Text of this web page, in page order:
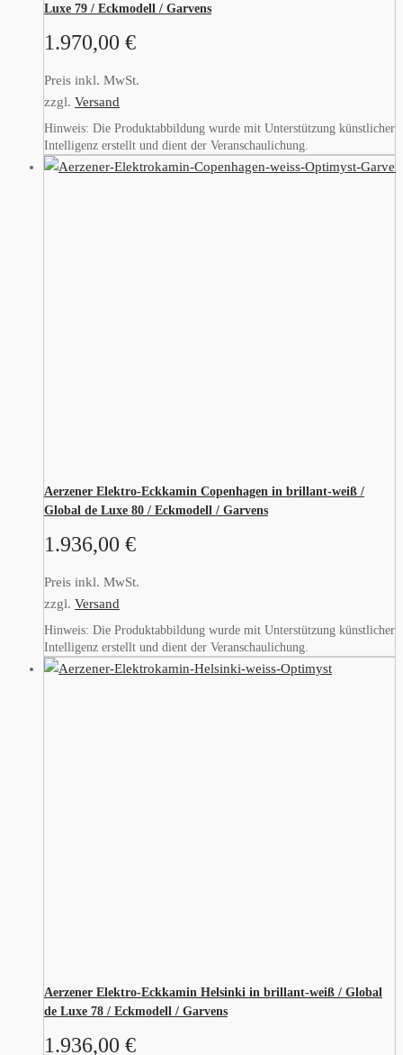
Luxe 79 / Eckmodell / Garvens
1.970,00 €
Preis inkl. MwSt.
zzgl. Versand
Hinweis: Die Produktabbildung wurde mit Unterstützung künstlicher
Intelligenz erstellt und dient der Veranschaulichung.
Aerzener Elektro-Eckkamin Copenhagen in brillant-weiß /
Global de Luxe 80 / Eckmodell / Garvens
1.936,00 €
Preis inkl. MwSt.
zzgl. Versand
Hinweis: Die Produktabbildung wurde mit Unterstützung künstlicher
Intelligenz erstellt und dient der Veranschaulichung.
Aerzener Elektro-Eckkamin Helsinki in brillant-weiß / Global
de Luxe 78 / Eckmodell / Garvens
1.936,00 €